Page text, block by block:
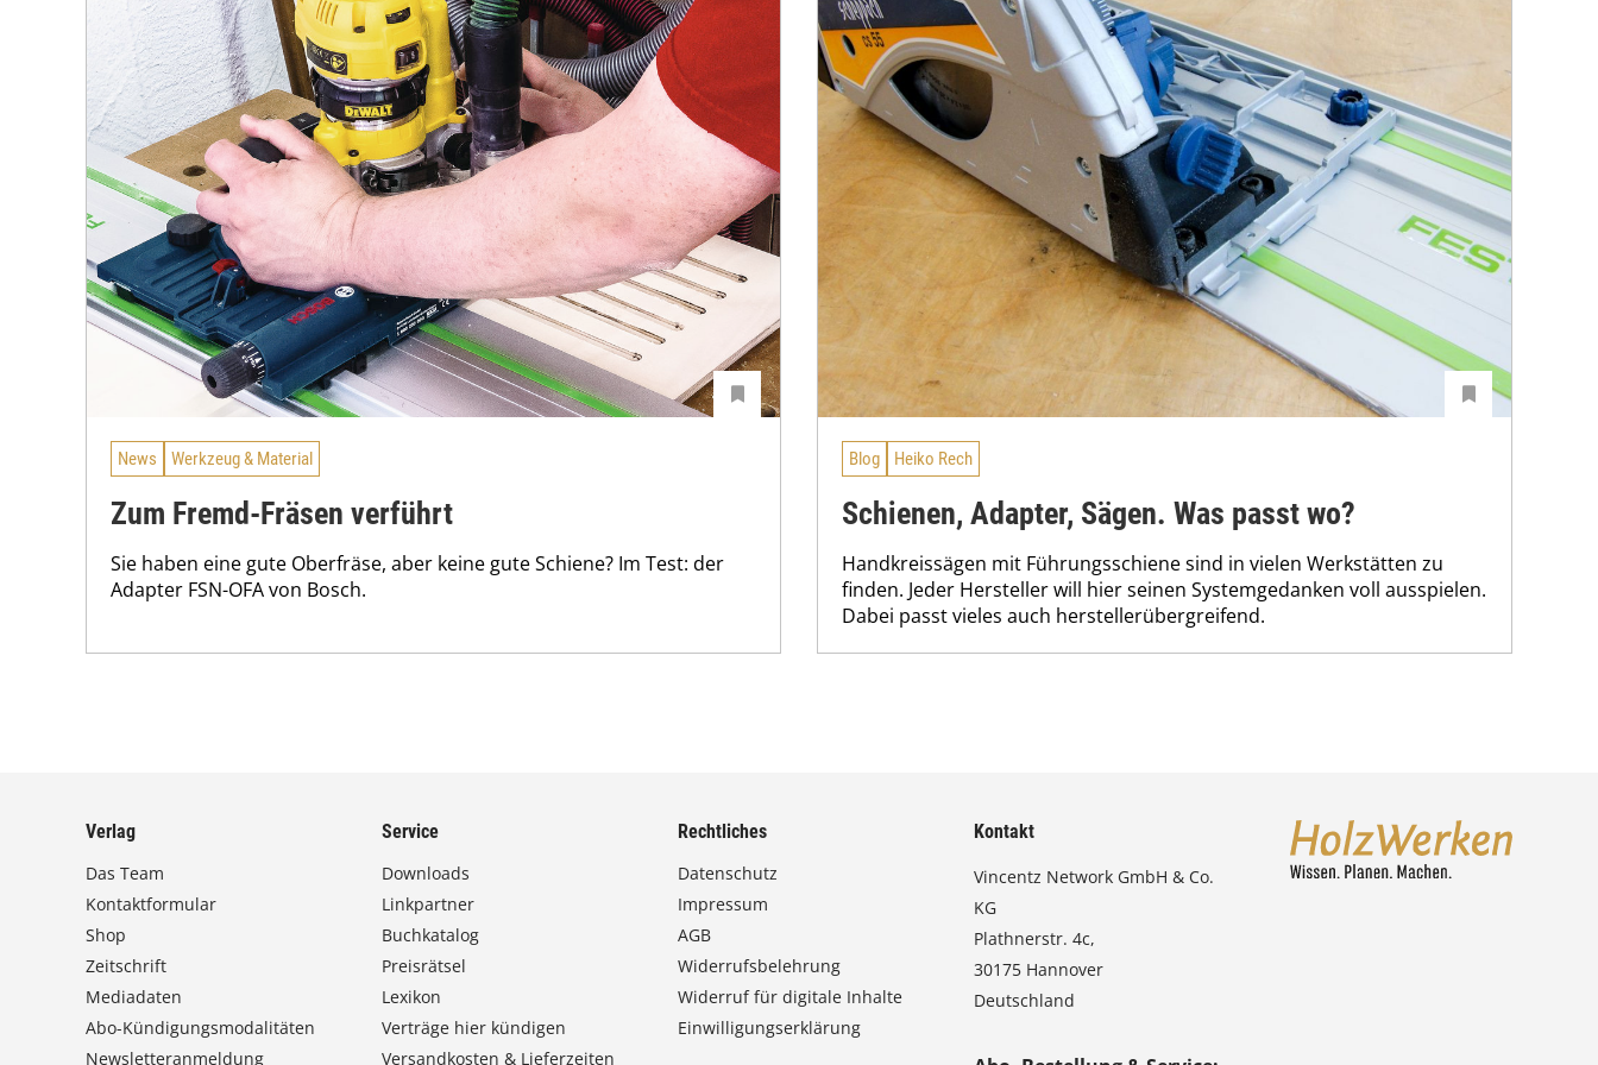
News Werkzeug & Material
Zum Fremd-Fräsen verführt
Sie haben eine gute Oberfräse, aber keine gute Schiene? Im Test: der
Adapter FSN-OFA von Bosch.
Blog Heiko Rech
Schienen, Adapter, Sägen. Was passt wo?
Handkreissägen mit Führungsschiene sind in vielen Werkstätten zu
finden. Jeder Hersteller will hier seinen Systemgedanken voll ausspielen.
Dabei passt vieles auch herstellerübergreifend.
Verlag
Das Team
Kontaktformular
Shop
Zeitschrift
Mediadaten
Abo-Kündigungsmodalitäten
Newsletteranmeldung
Service
Downloads
Linkpartner
Buchkatalog
Preisrätsel
Lexikon
Verträge hier kündigen
Versandkosten & Lieferzeiten
Rechtliches
Datenschutz
Impressum
AGB
Widerrufsbelehrung
Widerruf für digitale Inhalte
Einwilligungserklärung
Kontakt
Vincentz Network GmbH & Co.
KG
Plathnerstr. 4c,
30175 Hannover
Deutschland